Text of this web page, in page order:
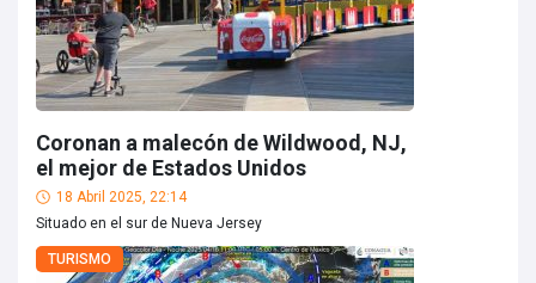
Coronan a malecón de Wildwood, NJ,
el mejor de Estados Unidos
18 Abril 2025, 22:14
Situado en el sur de Nueva Jersey
TURISMO